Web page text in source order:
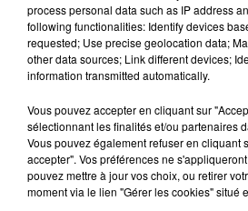
16/07/26 : LES INFORMATIONS
process personal data such as IP address
following functionalities: Identify devices
requested; Use precise geolocation data;
other data sources; Link different devices;
information transmitted automatically.
Vous pouvez accepter en cliquant sur
sélectionnant les finalités et/ou partenaires
Vous pouvez également refuser en cliquant
accepter". Vos préférences ne
pouvez mettre à jour vos choix, ou retirer
moment via le lien "Gérer les cookies" situé